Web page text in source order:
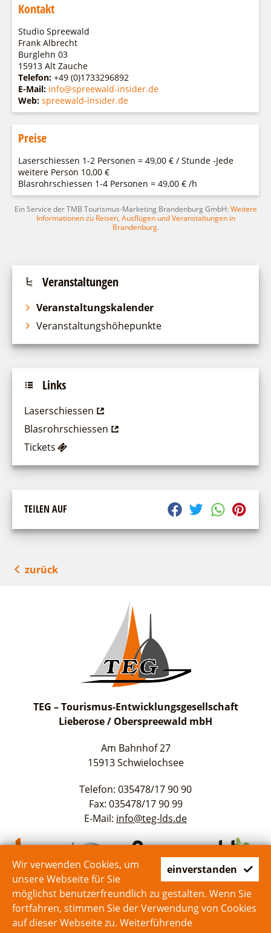
einverstanden
Wir verwenden Cookies, um
unsere Webseite für Sie
möglichst benutzerfreundlich zu gestalten. Wenn Sie
fortfahren, stimmen Sie der Verwendung von Cookies
auf dieser Webseite zu. Weiterführende
Kontakt
Studio Spreewald
Frank Albrecht
Burglehn 03
15913 Alt Zauche
Telefon: +49 (0)1733296892
E-Mail: info@spreewald-insider.de
Web: spreewald-insider.de
Preise
Laserschiessen 1-2 Personen = 49,00 € / Stunde -Jede
weitere Person 10,00 €
Blasrohrschiessen 1-4 Personen = 49,00 € /h
Ein Service der TMB Tourismus-Marketing Brandenburg GmbH:Weitere
Informationen zu Reisen, Ausflügen und Veranstaltungen in
Brandenburg.
Veranstaltungen
Veranstaltungskalender
Veranstaltungshöhepunkte
Links
Laserschiessen
Blasrohrschiessen
Tickets
TEILEN AUF
zurück
TEG – Tourismus-Entwicklungsgesellschaft
Lieberose / Oberspreewald mbH
Am Bahnhof 27
15913 Schwielochsee
Telefon: 035478/17 90 90
Fax: 035478/17 90 99
E-Mail: info@teg-lds.de
Start Kontakt Impressum Datenschutz